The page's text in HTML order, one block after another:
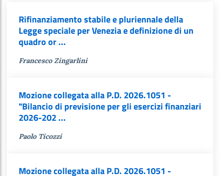
Rifinanziamento stabile e pluriennale della
Legge speciale per Venezia e definizione di un
quadro or ...
Francesco Zingarlini
Mozione collegata alla P.D. 2026.1051 -
"Bilancio di previsione per gli esercizi finanziari
2026-202 ...
Paolo Ticozzi
Mozione collegata alla P.D. 2026.1051 -